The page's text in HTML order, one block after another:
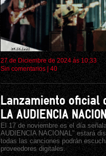
27 de Diciembre de 2024 ás 10:33
Sin comentarios| 40
Lanzamiento oficial
LA AUDIENCIA
El 17 de noviembre es el día
AUDIENCIA NACIONAL" estará
todas las canciones podrán
proveedores digitales.